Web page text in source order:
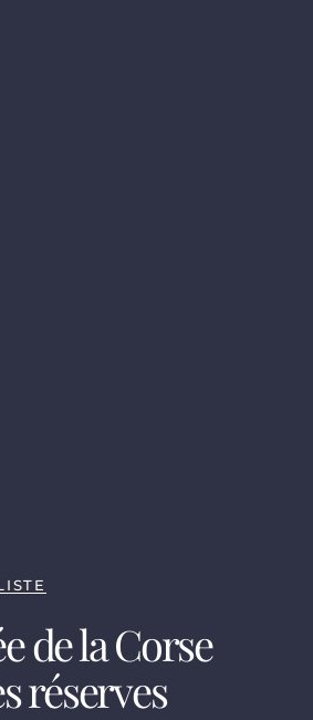
de la Corse
réserves